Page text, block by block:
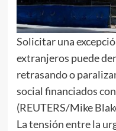
Solicitar una
extranjeros puede
retrasando o
social financiados
(REUTERS/Mike
La tensión entre la